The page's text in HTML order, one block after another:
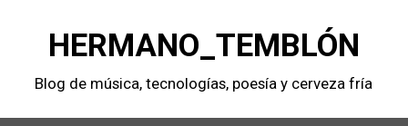
contenidoHERMANO_TEMBLÓN
Blog de música, tecnologí­as, poesí­a y cerveza frí­a